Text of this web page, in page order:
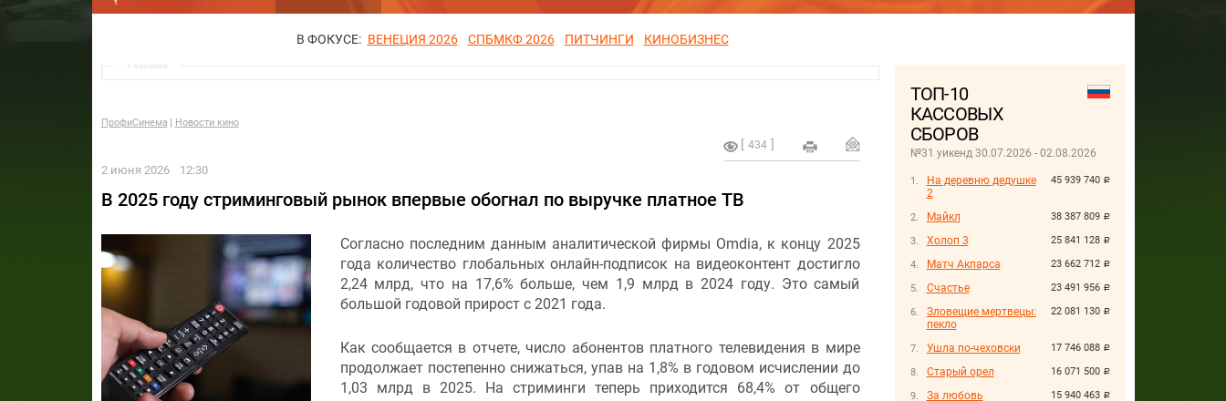
В ФОКУСЕ: ВЕНЕЦИЯ 2026 СПБМКФ 2026 ПИТЧИНГИ КИНОБИЗНЕС
ТОП-10
КАССОВЫХ
СБОРОВ
№31 уикенд 30.07.2026 - 02.08.2026
45 939 740 руб.
На деревню дедушке
2
38 387 809 руб.
Майкл
25 841 128 руб.
Холоп 3
23 662 712 руб.
Матч Акпарса
23 491 956 руб.
Счастье
22 081 130 руб.
Зловещие мертвецы:
пекло
17 746 088 руб.
Ушла по-чеховски
16 071 500 руб.
Старый орел
15 940 463 руб.
За любовь
Реклама
ПрофиСинема Новости кино
434
2 июня 2026 12:30
В 2025 году стриминговый рынок впервые обогнал по выручке платное ТВ
Согласно последним данным аналитической фирмы Omdia, к концу 2025
года количество глобальных онлайн-подписок на видеоконтент достигло
2,24 млрд, что на 17,6% больше, чем 1,9 млрд в 2024 году. Это самый
большой годовой прирост с 2021 года.
Как сообщается в отчете, число абонентов платного телевидения в мире
продолжает постепенно снижаться, упав на 1,8% в годовом исчислении до
1,03 млрд в 2025. На стриминги теперь приходится 68,4% от общего